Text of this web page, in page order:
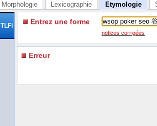
Morphologie Lexicographie Etymologie
TLFi Entrez une forme
notices corrigées
Erreur